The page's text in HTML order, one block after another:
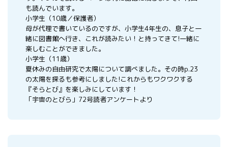
も読んでいます。
小学生（10歳／保護者）
母が代理で書いているのですが、小学生4年生の、息子と一
緒に図書館へ行き、これが読みたい！と持ってきて!一緒に
楽しむことができました。
小学生（11歳）
夏休みの自由研究で太陽について調べました。その時p.23
の太陽を探るも参考にしました!これからもワクワクする
『そらとび』を楽しみにしています！
「宇宙のとびら」72号読者アンケートより